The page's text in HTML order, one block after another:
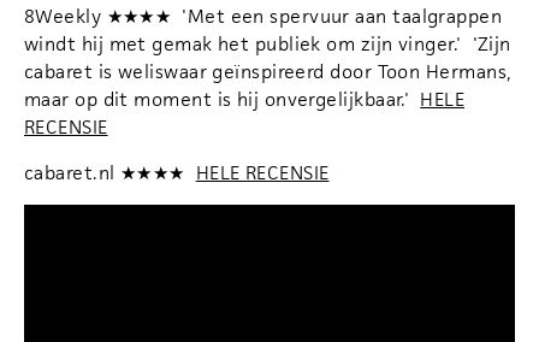
8Weekly ★★★★ 'Met een spervuur aan taalgrappen
windt hij met gemak het publiek om zijn vinger.' 'Zijn
cabaret is weliswaar geïnspireerd door Toon Hermans,
maar op dit moment is hij onvergelijkbaar.' HELE
RECENSIE
cabaret.nl ★★★★ HELE RECENSIE